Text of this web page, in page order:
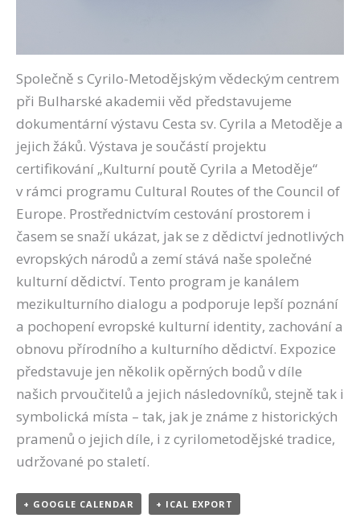
Společně s Cyrilo-Metodějským vědeckým centrem
při Bulharské akademii věd představujeme
dokumentární výstavu Cesta sv. Cyrila a Metoděje a
jejich žáků. Výstava je součástí projektu
certifikování „Kulturní poutě Cyrila a Metoděje“
v rámci programu Cultural Routes of the Council of
Europe. Prostřednictvím cestování prostorem i
časem se snaží ukázat, jak se z dědictví jednotlivých
evropských národů a zemí stává naše společné
kulturní dědictví. Tento program je kanálem
mezikulturního dialogu a podporuje lepší poznání
a pochopení evropské kulturní identity, zachování a
obnovu přírodního a kulturního dědictví. Expozice
představuje jen několik opěrných bodů v díle
našich prvoučitelů a jejich následovníků, stejně tak i
symbolická místa – tak, jak je známe z historických
pramenů o jejich díle, i z cyrilometodějské tradice,
udržované po staletí.
+ GOOGLE CALENDAR + ICAL EXPORT